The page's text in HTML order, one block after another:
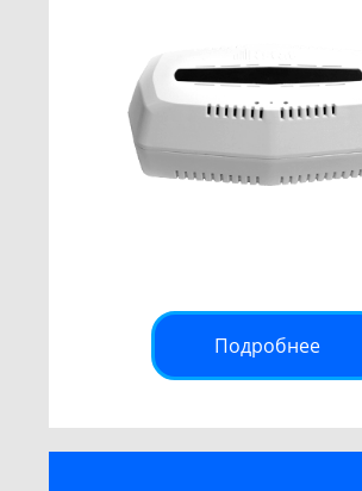
Подробнее